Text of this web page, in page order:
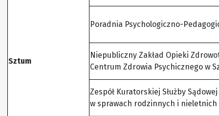
Sztum
Poradnia Psychologiczno-
Niepubliczny Zakład Opieki
Centrum Zdrowia Psychicznego w
Zespół Kuratorskiej Służby
w sprawach rodzinnych i nieletnich